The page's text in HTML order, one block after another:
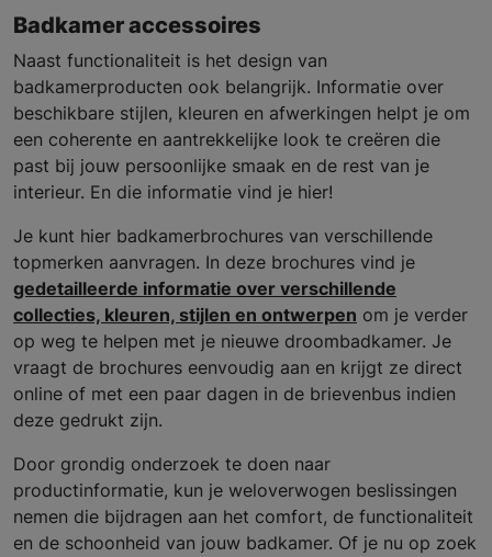
Badkamer accessoires
Naast functionaliteit is het design van
badkamerproducten ook belangrijk. Informatie over
beschikbare stijlen, kleuren en afwerkingen helpt je om
een coherente en aantrekkelijke look te creëren die
past bij jouw persoonlijke smaak en de rest van je
interieur. En die informatie vind je hier!
Je kunt hier badkamerbrochures van verschillende
topmerken aanvragen. In deze brochures vind je
gedetailleerde informatie over verschillende
collecties, kleuren, stijlen en ontwerpen om je verder
op weg te helpen met je nieuwe droombadkamer. Je
vraagt de brochures eenvoudig aan en krijgt ze direct
online of met een paar dagen in de brievenbus indien
deze gedrukt zijn.
Door grondig onderzoek te doen naar
productinformatie, kun je weloverwogen beslissingen
nemen die bijdragen aan het comfort, de functionaliteit
en de schoonheid van jouw badkamer. Of je nu op zoek